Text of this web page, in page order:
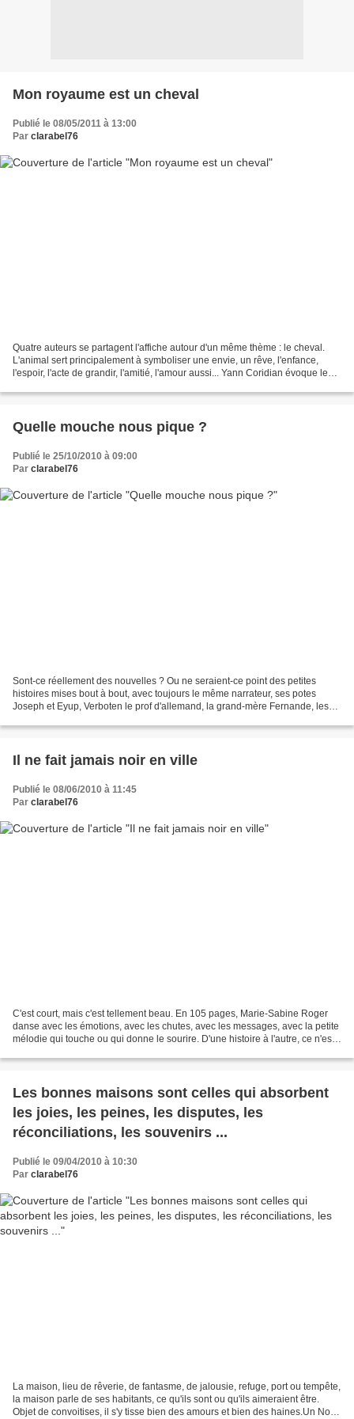
Mon royaume est un cheval
Publié le 08/05/2011 à 13:00
Par clarabel76
Quatre auteurs se partagent l'affiche autour d'un même thème : le cheval.
L'animal sert principalement à symboliser une envie, un rêve, l'enfance,
l'espoir, l'acte de grandir, l'amitié, l'amour aussi... Yann Coridian évoque le
Quelle mouche nous pique ?
Publié le 25/10/2010 à 09:00
Par clarabel76
Sont-ce réellement des nouvelles ? Ou ne seraient-ce point des petites
histoires mises bout à bout, avec toujours le même narrateur, ses potes
Joseph et Eyup, Verboten le prof d'allemand, la grand-mère Fernande, les
Il ne fait jamais noir en ville
Publié le 08/06/2010 à 11:45
Par clarabel76
C'est court, mais c'est tellement beau. En 105 pages, Marie-Sabine Roger
danse avec les émotions, avec les chutes, avec les messages, avec la petite
mélodie qui touche ou qui donne le sourire. D'une histoire à l'autre, ce n'est
Les bonnes maisons sont celles qui absorbent
les joies, les peines, les disputes, les
réconciliations, les souvenirs ...
Publié le 09/04/2010 à 10:30
Par clarabel76
La maison, lieu de rêverie, de fantasme, de jalousie, refuge, port ou tempête,
la maison parle de ses habitants, ce qu'ils sont ou qu'ils aimeraient être.
Objet de convoitises, il s'y tisse bien des amours et bien des haines.Un Noël